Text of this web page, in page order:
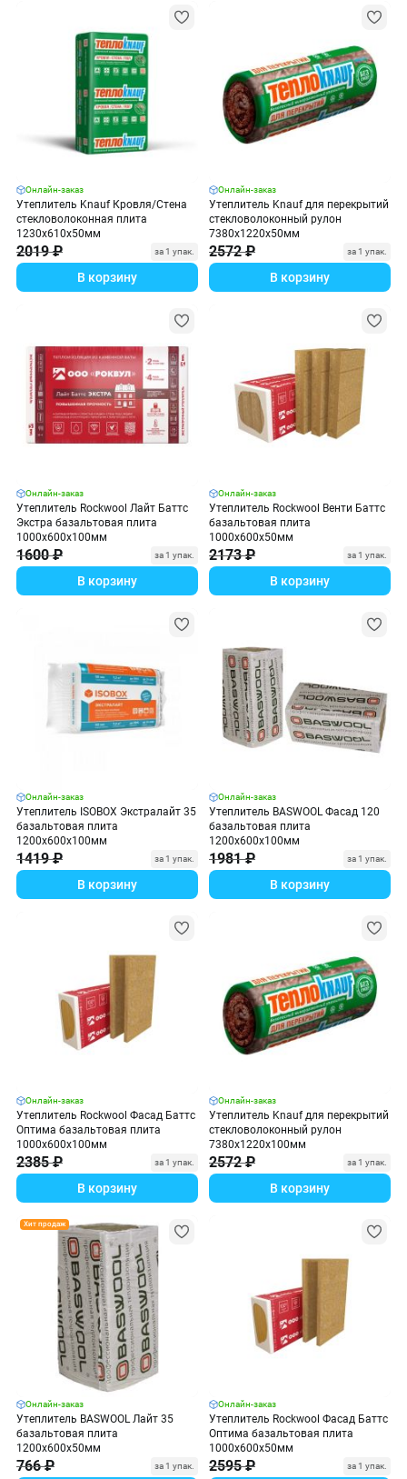
Онлайн-заказ
Утеплитель Knauf Кровля/Стена
стекловолоконная плита
1230х610х50мм
2019 ₽ за 1 упак.
В корзину
Онлайн-заказ
Утеплитель Knauf для перекрытий
стекловолоконный рулон
7380х1220х50мм
2572 ₽ за 1 упак.
В корзину
Онлайн-заказ
Утеплитель Rockwool Лайт Баттс
Экстра базальтовая плита
1000х600х100мм
1600 ₽ за 1 упак.
В корзину
Онлайн-заказ
Утеплитель Rockwool Венти Баттс
базальтовая плита
1000х600х50мм
2173 ₽ за 1 упак.
В корзину
Онлайн-заказ
Утеплитель ISOBOX Экстралайт 35
базальтовая плита
1200х600х100мм
1419 ₽ за 1 упак.
В корзину
Онлайн-заказ
Утеплитель BASWOOL Фасад 120
базальтовая плита
1200х600х100мм
1981 ₽ за 1 упак.
В корзину
Онлайн-заказ
Утеплитель Rockwool Фасад Баттс
Оптима базальтовая плита
1000х600х100мм
2385 ₽ за 1 упак.
В корзину
Онлайн-заказ
Утеплитель Knauf для перекрытий
стекловолоконный рулон
7380х1220х100мм
2572 ₽ за 1 упак.
В корзину
Хит продаж
Онлайн-заказ
Утеплитель BASWOOL Лайт 35
базальтовая плита
1200х600х50мм
766 ₽ за 1 упак.
Онлайн-заказ
Утеплитель Rockwool Фасад Баттс
Оптима базальтовая плита
1000х600х50мм
2595 ₽ за 1 упак.